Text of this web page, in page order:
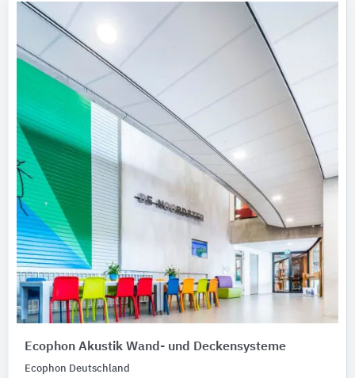
Ecophon Akustik Wand- und Deckensysteme
Ecophon Deutschland